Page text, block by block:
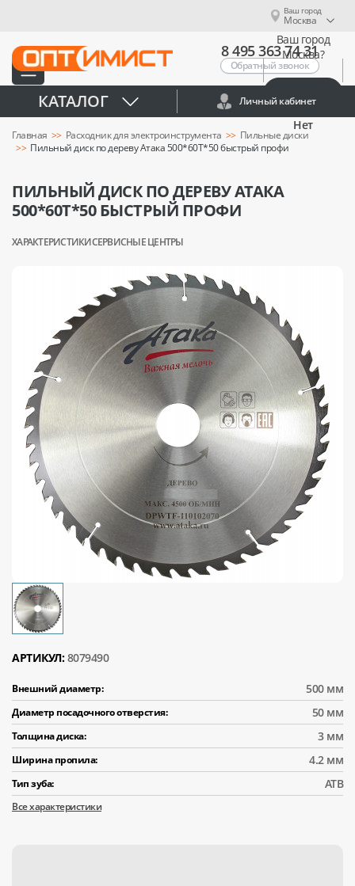
Ваш город
Москва
Ваш город
Москва?
Нет
8 495 363 74 31
Обратный звонок
КАТАЛОГ Личный кабинет
Главная Расходник для электроинструмента
Пильные диски
Пильный диск по дереву Атака 500*60T*50 быстрый профи
ПИЛЬНЫЙ ДИСК ПО ДЕРЕВУ АТАКА
500*60T*50 БЫСТРЫЙ ПРОФИ
ХАРАКТЕРИСТИКИСЕРВИСНЫЕ ЦЕНТРЫ
АРТИКУЛ: 8079490
Внешний диаметр: 500 мм
Диаметр посадочного отверстия: 50 мм
Толщина диска: 3 мм
Ширина пропила: 4.2 мм
Тип зуба: АТВ
Все характеристики